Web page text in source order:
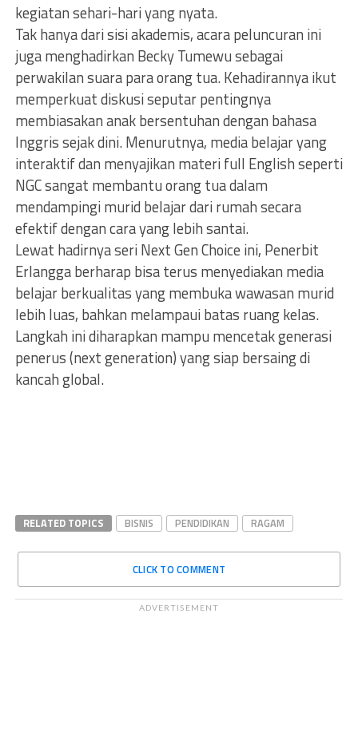
kegiatan sehari-hari yang nyata.
Tak hanya dari sisi akademis, acara peluncuran ini
juga menghadirkan Becky Tumewu sebagai
perwakilan suara para orang tua. Kehadirannya ikut
memperkuat diskusi seputar pentingnya
membiasakan anak bersentuhan dengan bahasa
Inggris sejak dini. Menurutnya, media belajar yang
interaktif dan menyajikan materi full English seperti
NGC sangat membantu orang tua dalam
mendampingi murid belajar dari rumah secara
efektif dengan cara yang lebih santai.
Lewat hadirnya seri Next Gen Choice ini, Penerbit
Erlangga berharap bisa terus menyediakan media
belajar berkualitas yang membuka wawasan murid
lebih luas, bahkan melampaui batas ruang kelas.
Langkah ini diharapkan mampu mencetak generasi
penerus (next generation) yang siap bersaing di
kancah global.
RELATED TOPICS BISNIS PENDIDIKAN RAGAM
CLICK TO COMMENT
ADVERTISEMENT